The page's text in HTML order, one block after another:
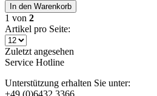
In den Warenkorb
1 von 2
Artikel pro Seite:
Zuletzt angesehen
Service Hotline
Unterstützung erhalten Sie unter:
+49 (0)6432 3366